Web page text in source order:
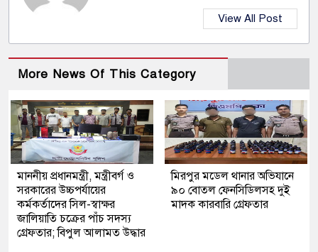
View All Post
More News Of This Category
মাননীয় প্রধানমন্ত্রী, মন্ত্রীবর্গ ও
সরকারের উচ্চপর্যায়ের
কর্মকর্তাদের সিল-স্বাক্ষর
জালিয়াতি চক্রের পাঁচ সদস্য
গ্রেফতার; বিপুল আলামত উদ্ধার
মিরপুর মডেল থানার অভিযানে
৯০ বোতল ফেনসিডিলসহ দুই
মাদক কারবারি গ্রেফতার